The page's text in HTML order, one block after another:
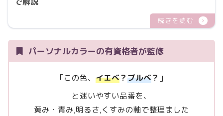
パーソナルカラーの有資格者が監修
「この色、 イエベ？ブルベ？ 」
と迷いやすい品番を、
黄み・青み,明るさ,くすみの軸で整理ました